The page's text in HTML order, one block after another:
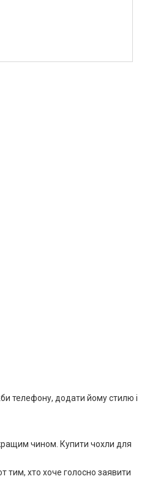
телефону, додати йому стилю і
чином. Купити чохли для
тим, хто хоче голосно заявити